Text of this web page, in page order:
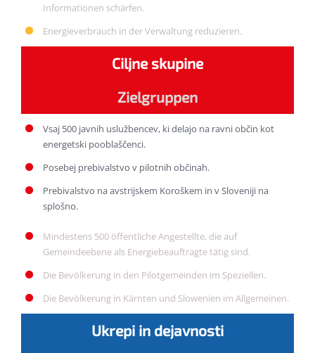
Informationen schärfen.
Energieverbrauch in der Verwaltung reduzieren.
Ciljne skupine
Zielgruppen
Vsaj 500 javnih uslužbencev, ki delajo na ravni občin kot
energetski pooblaščenci.
Posebej prebivalstvo v pilotnih občinah.
Prebivalstvo na avstrijskem Koroškem in v Sloveniji na
splošno.
Mindestens 500 öffentliche Angestellte, die auf
Gemeindeebene als Energiebeauftragte tätig sind.
Die Bevölkerung in den Pilotgemeinden im Speziellen.
Die Bevölkerung in Kärnten und Slowenien im Allgemeinen.
Ukrepi in dejavnosti